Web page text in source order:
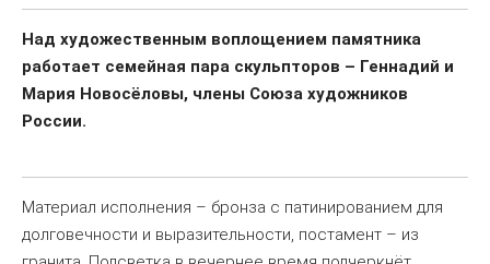
Над художественным воплощением памятника
работает семейная пара скульпторов – Геннадий и
Мария Новосёловы, члены Союза художников
России.
Материал исполнения – бронза с патинированием для
долговечности и выразительности, постамент – из